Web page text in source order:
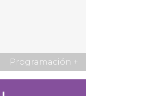
Programación +